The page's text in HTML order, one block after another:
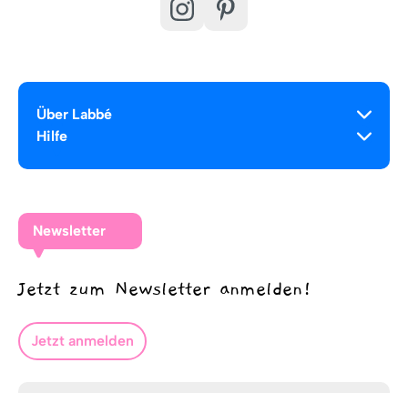
Über Labbé
Hilfe
Newsletter
Jetzt zum Newsletter anmelden!
Jetzt anmelden